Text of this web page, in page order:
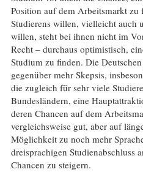
Position auf dem Arbeitsmarkt zu
Studierens willen, vielleicht auch
willen, steht bei ihnen nicht im
Recht – durchaus optimistisch,
Studium zu finden. Die
gegenüber mehr Skepsis,
die zugleich für sehr viele
Bundesländern, eine
deren Chancen auf dem
vergleichsweise gut, aber auf
Möglichkeit zu noch mehr
dreisprachigen Studienabschluss
Chancen zu steigern.